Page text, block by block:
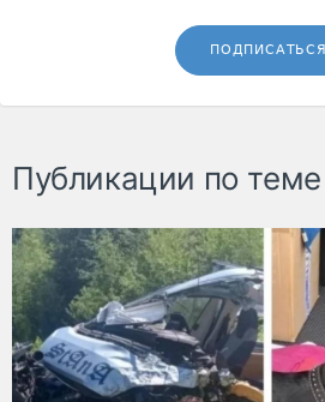
ПОДПИСАТЬСЯ
Публикации по теме